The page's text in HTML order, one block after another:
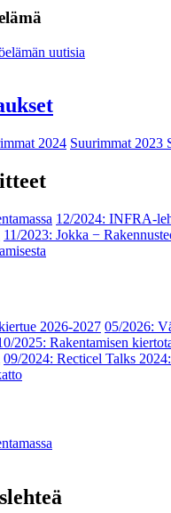
uutisia
2024 Suurimmat 2023
12/2024: INFRA-
11/2023: Jokka −
2026-2027 05/2026:
2025: Rakentamisen
09/2024: Recticel Talks